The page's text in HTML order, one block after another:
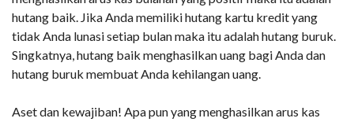
hutang baik. Jika Anda memiliki hutang kartu kredit yang
tidak Anda lunasi setiap bulan maka itu adalah hutang buruk.
Singkatnya, hutang baik menghasilkan uang bagi Anda dan
hutang buruk membuat Anda kehilangan uang.
Aset dan kewajiban! Apa pun yang menghasilkan arus kas